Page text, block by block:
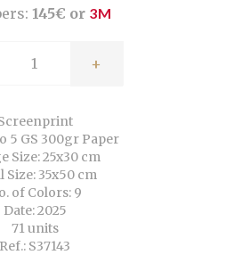
145€ or 3M
+
5 GS 300gr Paper
Size: 25x30 cm
Size: 35x50 cm
of Colors: 9
Date: 2025
71 units
Ref.: S37143